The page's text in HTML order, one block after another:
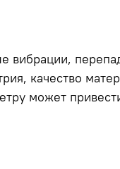
вибрации,
качество
может